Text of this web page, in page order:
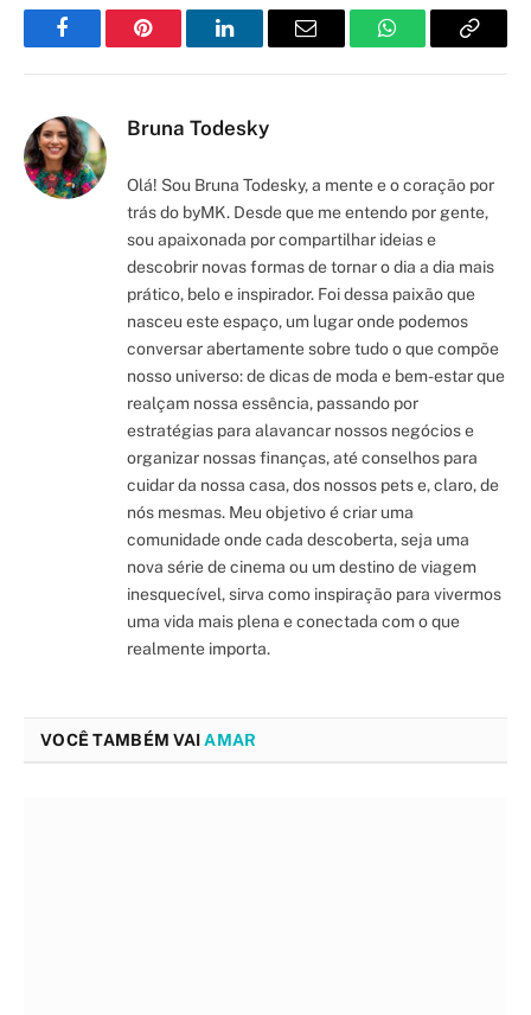
FacebookPinterest LinkedInEmail WhatsAppCopy
Bruna Todesky
Olá! Sou Bruna Todesky, a mente e o coração por
trás do byMK. Desde que me entendo por gente,
sou apaixonada por compartilhar ideias e
descobrir novas formas de tornar o dia a dia mais
prático, belo e inspirador. Foi dessa paixão que
nasceu este espaço, um lugar onde podemos
conversar abertamente sobre tudo o que compõe
nosso universo: de dicas de moda e bem-estar que
realçam nossa essência, passando por
estratégias para alavancar nossos negócios e
organizar nossas finanças, até conselhos para
cuidar da nossa casa, dos nossos pets e, claro, de
nós mesmas. Meu objetivo é criar uma
comunidade onde cada descoberta, seja uma
nova série de cinema ou um destino de viagem
inesquecível, sirva como inspiração para vivermos
uma vida mais plena e conectada com o que
realmente importa.
VOCÊ TAMBÉM VAI AMAR